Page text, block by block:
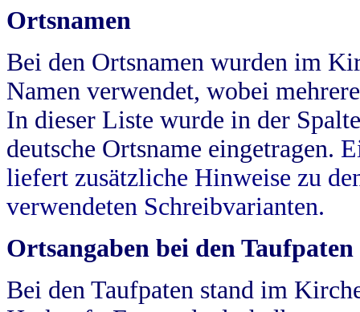
Ortsnamen
Bei den Ortsnamen wurden im
Namen verwendet, wobei
In dieser Liste wurde in der
deutsche Ortsname eingetragen.
liefert zusätzliche Hinweise zu
verwendeten Schreibvarianten.
Ortsangaben bei den Taufpaten
Bei den Taufpaten stand im